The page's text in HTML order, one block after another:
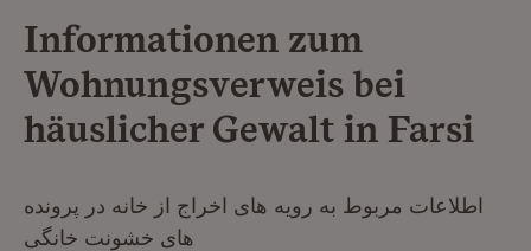
Informationen zum
Wohnungsverweis bei
häuslicher Gewalt in Farsi
اطلاعات مربوط به رویه های اخراج از خانه در پرونده
های خشونت خانگی